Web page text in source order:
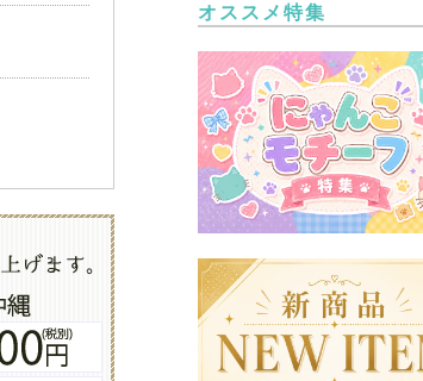
オススメ特集